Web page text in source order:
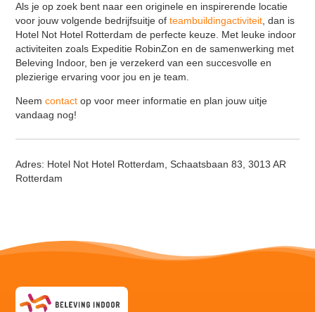
Als je op zoek bent naar een originele en inspirerende locatie
voor jouw volgende bedrijfsuitje of teambuildingactiviteit, dan is
Hotel Not Hotel Rotterdam de perfecte keuze. Met leuke indoor
activiteiten zoals Expeditie RobinZon en de samenwerking met
Beleving Indoor, ben je verzekerd van een succesvolle en
plezierige ervaring voor jou en je team.
Neem contact op voor meer informatie en plan jouw uitje
vandaag nog!
Adres: Hotel Not Hotel Rotterdam, Schaatsbaan 83, 3013 AR
Rotterdam